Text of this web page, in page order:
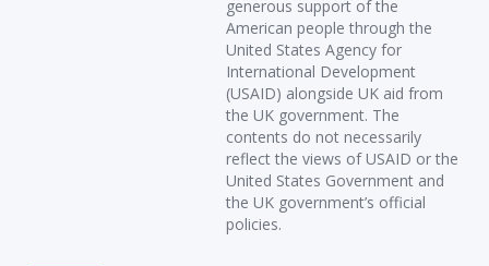
generous support of the
American people through the
United States Agency for
International Development
(USAID) alongside UK aid from
the UK government. The
contents do not necessarily
reflect the views of USAID or the
United States Government and
the UK government’s official
policies.